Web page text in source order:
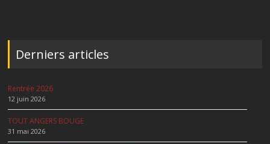
Derniers articles
Rentrée 2026
12 juin 2026
TOUT ANGERS BOUGE
31 mai 2026